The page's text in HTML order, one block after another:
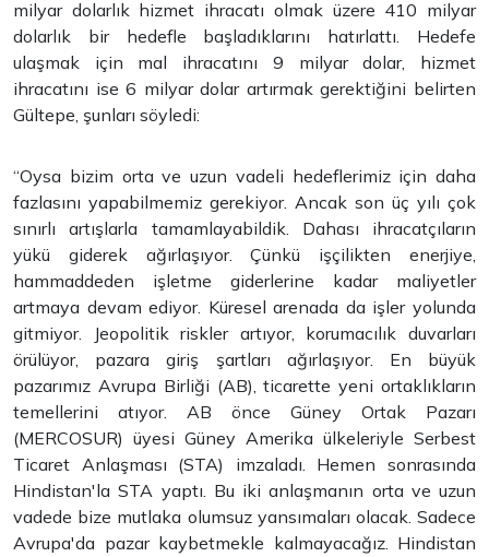
milyar dolarlık hizmet ihracatı olmak üzere 410 milyar
dolarlık bir hedefle başladıklarını hatırlattı. Hedefe
ulaşmak için mal ihracatını 9 milyar dolar, hizmet
ihracatını ise 6 milyar dolar artırmak gerektiğini belirten
Gültepe, şunları söyledi:
“Oysa bizim orta ve uzun vadeli hedeflerimiz için daha
fazlasını yapabilmemiz gerekiyor. Ancak son üç yılı çok
sınırlı artışlarla tamamlayabildik. Dahası ihracatçıların
yükü giderek ağırlaşıyor. Çünkü işçilikten enerjiye,
hammaddeden işletme giderlerine kadar maliyetler
artmaya devam ediyor. Küresel arenada da işler yolunda
gitmiyor. Jeopolitik riskler artıyor, korumacılık duvarları
örülüyor, pazara giriş şartları ağırlaşıyor. En büyük
pazarımız Avrupa Birliği (AB), ticarette yeni ortaklıkların
temellerini atıyor. AB önce Güney Ortak Pazarı
(MERCOSUR) üyesi Güney Amerika ülkeleriyle Serbest
Ticaret Anlaşması (STA) imzaladı. Hemen sonrasında
Hindistan'la STA yaptı. Bu iki anlaşmanın orta ve uzun
vadede bize mutlaka olumsuz yansımaları olacak. Sadece
Avrupa'da pazar kaybetmekle kalmayacağız. Hindistan